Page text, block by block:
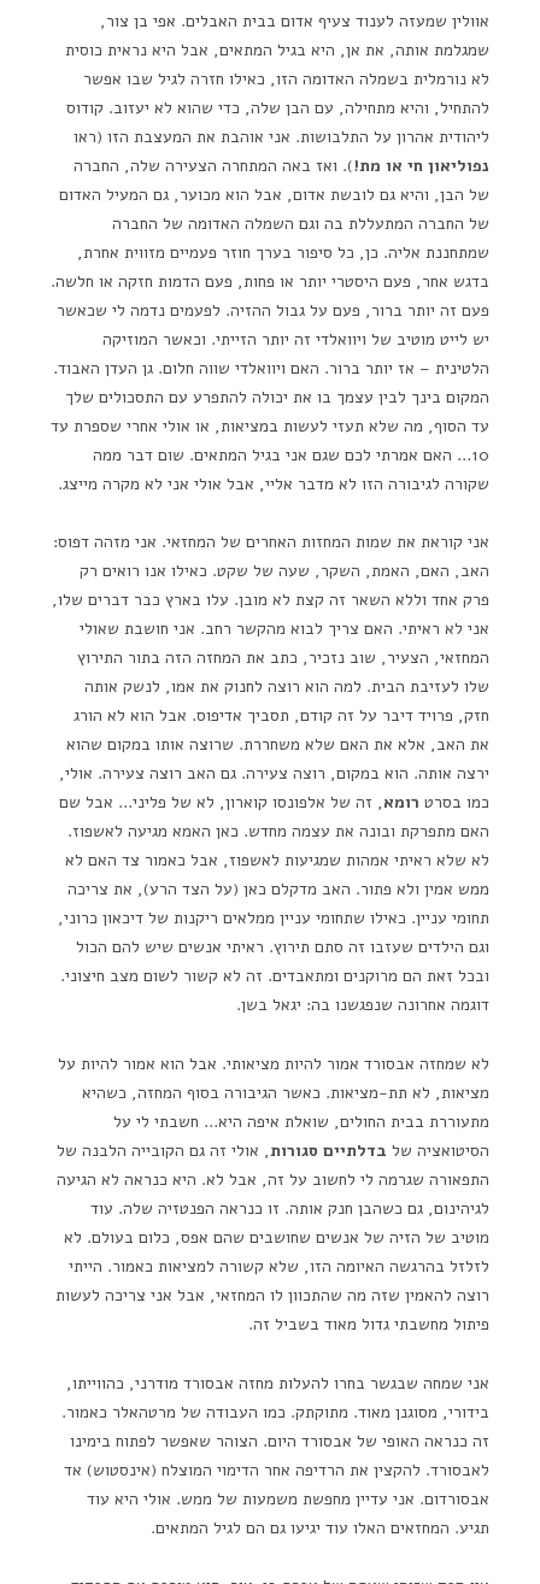
אוולין שמעזה לענוד צעיף אדום בבית האבלים. אפי בן צור,
שמגלמת אותה, את אן, היא בגיל המתאים, אבל היא נראית כוסית
לא נורמלית בשמלה האדומה הזו, כאילו חזרה לגיל שבו אפשר
להתחיל, והיא מתחילה, עם הבן שלה, כדי שהוא לא יעזוב. קודוס
ליהודית אהרון על התלבושות. אני אוהבת את המעצבת הזו (ראו
נפוליאון חי או מת!). ואז באה המתחרה הצעירה שלה, החברה
של הבן, והיא גם לובשת אדום, אבל הוא מכוער, גם המעיל האדום
של החברה המתעללת בה וגם השמלה האדומה של החברה
שמתחננת אליה. כן, כל סיפור בערך חוזר פעמיים מזווית אחרת,
בדגש אחר, פעם היסטרי יותר או פחות, פעם הדמות חזקה או חלשה.
פעם זה יותר ברור, פעם על גבול ההזיה. לפעמים נדמה לי שכאשר
יש לייט מוטיב של ויוואלדי זה יותר הזייתי. וכאשר המוזיקה
הלטינית – אז יותר ברור. האם ויוואלדי שווה חלום. גן העדן האבוד.
המקום בינך לבין עצמך בו את יכולה להתפרע עם התסכולים שלך
עד הסוף, מה שלא תעזי לעשות במציאות, או אולי אחרי שספרת עד
10… האם אמרתי לכם שגם אני בגיל המתאים. שום דבר ממה
שקורה לגיבורה הזו לא מדבר אליי, אבל אולי אני לא מקרה מייצג.
אני קוראת את שמות המחזות האחרים של המחזאי. אני מזהה דפוס:
האב, האם, האמת, השקר, שעה של שקט. כאילו אנו רואים רק
פרק אחד וללא השאר זה קצת לא מובן. עלו בארץ כבר דברים שלו,
אני לא ראיתי. האם צריך לבוא מהקשר רחב. אני חושבת שאולי
המחזאי, הצעיר, שוב נזכיר, כתב את המחזה הזה בתור התירוץ
שלו לעזיבת הבית. למה הוא רוצה לחנוק את אמו, לנשק אותה
חזק, פרויד דיבר על זה קודם, תסביך אדיפוס. אבל הוא לא הורג
את האב, אלא את האם שלא משחררת. שרוצה אותו במקום שהוא
ירצה אותה. הוא במקום, רוצה צעירה. גם האב רוצה צעירה. אולי,
כמו בסרט רומא, זה של אלפונסו קוארון, לא של פליני… אבל שם
האם מתפרקת ובונה את עצמה מחדש. כאן האמא מגיעה לאשפוז.
לא שלא ראיתי אמהות שמגיעות לאשפוז, אבל כאמור צד האם לא
ממש אמין ולא פתור. האב מדקלם כאן (על הצד הרע), את צריכה
תחומי עניין. כאילו שתחומי עניין ממלאים ריקנות של דיכאון כרוני,
וגם הילדים שעזבו זה סתם תירוץ. ראיתי אנשים שיש להם הכול
ובכל זאת הם מרוקנים ומתאבדים. זה לא קשור לשום מצב חיצוני.
דוגמה אחרונה שנפגשנו בה: יגאל בשן.
לא שמחזה אבסורד אמור להיות מציאותי. אבל הוא אמור להיות על
מציאות, לא תת-מציאות. כאשר הגיבורה בסוף המחזה, כשהיא
מתעוררת בבית החולים, שואלת איפה היא… חשבתי לי על
הסיטואציה של בדלתיים סגורות, אולי זה גם הקובייה הלבנה של
התפאורה שגרמה לי לחשוב על זה, אבל לא. היא כנראה לא הגיעה
לגיהינום, גם כשהבן חנק אותה. זו כנראה הפנטזיה שלה. עוד
מוטיב של הזיה של אנשים שחושבים שהם אפס, כלום בעולם. לא
לזלזל בהרגשה האיומה הזו, שלא קשורה למציאות כאמור. הייתי
רוצה להאמין שזה מה שהתכוון לו המחזאי, אבל אני צריכה לעשות
פיתול מחשבתי גדול מאוד בשביל זה.
אני שמחה שבגשר בחרו להעלות מחזה אבסורד מודרני, כהווייתו,
בידורי, מסוגנן מאוד. מתוקתק. כמו העבודה של מרטהאלר כאמור.
זה כנראה האופי של אבסורד היום. הצוהר שאפשר לפתוח בימינו
לאבסורד. להקצין את הרדיפה אחר הדימוי המוצלח (אינסטוש) אד
אבסורדום. אני עדיין מחפשת משמעות של ממש. אולי היא עוד
תגיע. המחזאים האלו עוד יגיעו גם הם לגיל המתאים.